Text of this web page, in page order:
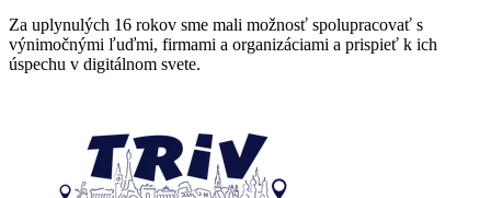
Za uplynulých 16 rokov sme mali možnosť spolupracovať s
výnimočnými ľuďmi, firmami a organizáciami a prispieť k ich
úspechu v digitálnom svete.